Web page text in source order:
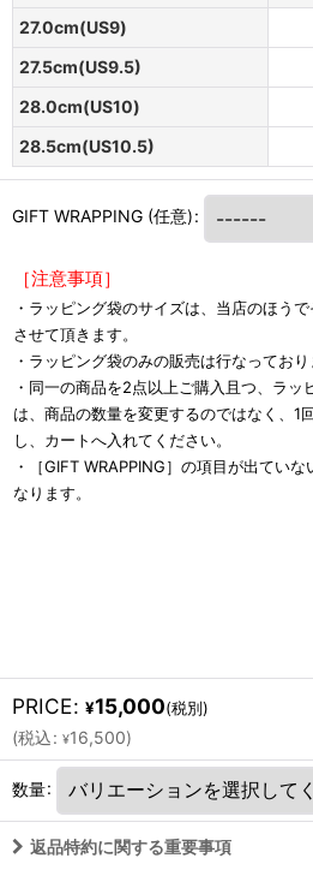
27.0cm(US9)
27.5cm(US9.5)
28.0cm(US10)
28.5cm(US10.5)
GIFT WRAPPING (任意):
［注意事項］
・ラッピング袋のサイズは、当店のほう
させて頂きます。
・ラッピング袋のみの販売は行なっており
・同一の商品を2点以上ご購入且つ、ラ
は、商品の数量を変更するのではなく、1
し、カートへ入れてください。
・［GIFT WRAPPING］の項目が出てい
なります。
PRICE: ¥15,000(税別)
(税込: ¥16,500)
数量:
返品特約に関する重要事項